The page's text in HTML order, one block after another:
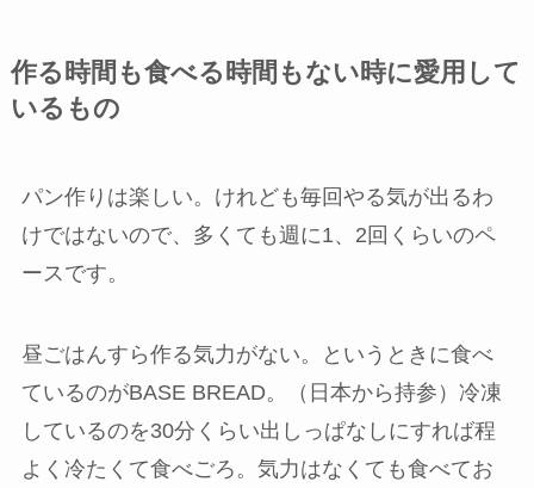
作る時間も食べる時間もない時に愛用して
いるもの
パン作りは楽しい。けれども毎回やる気が出るわ
けではないので、多くても週に1、2回くらいのペ
ースです。
昼ごはんすら作る気力がない。というときに食べ
ているのがBASE BREAD。（日本から持参）冷凍
しているのを30分くらい出しっぱなしにすれば程
よく冷たくて食べごろ。気力はなくても食べてお